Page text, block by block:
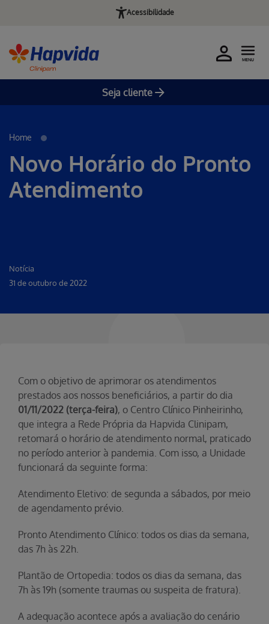
Acessibilidade
Seja cliente
MENU
Home
Novo Horário do Pronto
Atendimento
Notícia
31 de outubro de 2022
Com o objetivo de aprimorar os atendimentos
prestados aos nossos beneficiários, a partir do dia
01/11/2022 (terça-feira), o Centro Clínico Pinheirinho,
que integra a Rede Própria da Hapvida Clinipam,
retomará o horário de atendimento normal, praticado
no período anterior à pandemia. Com isso, a Unidade
funcionará da seguinte forma:
Atendimento Eletivo: de segunda a sábados, por meio
de agendamento prévio.
Pronto Atendimento Clínico: todos os dias da semana,
das 7h às 22h.
Plantão de Ortopedia: todos os dias da semana, das
7h às 19h (somente traumas ou suspeita de fratura).
A adequação acontece após a avaliação do cenário